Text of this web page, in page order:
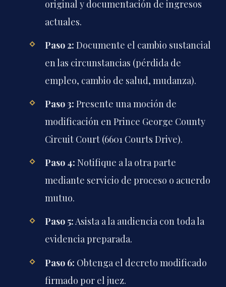
original y documentación de ingresos
actuales.
Paso 2: Documente el cambio sustancial
en las circunstancias (pérdida de
empleo, cambio de salud, mudanza).
Paso 3: Presente una moción de
modificación en Prince George County
Circuit Court (6601 Courts Drive).
Paso 4: Notifique a la otra parte
mediante servicio de proceso o acuerdo
mutuo.
Paso 5:Asista a la audiencia con toda la
evidencia preparada.
Paso 6: Obtenga el decreto modificado
firmado por el juez.